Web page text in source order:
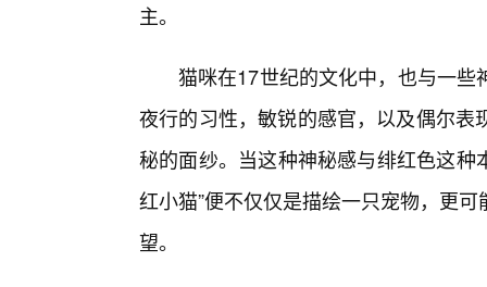
主。
猫咪在17世纪的文化中，也与一
夜行的习性，敏锐的感官，以及偶尔
秘的面纱。当这种神秘感与绯红色这种
红小猫”便不仅仅是描绘一只宠物，更
望。